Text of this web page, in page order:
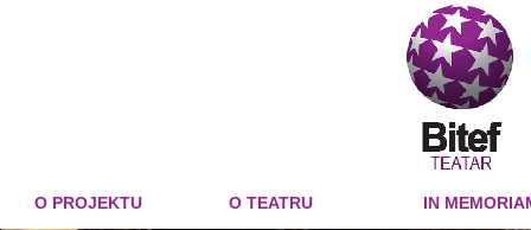
O PROJEKTU O TEATRU IN